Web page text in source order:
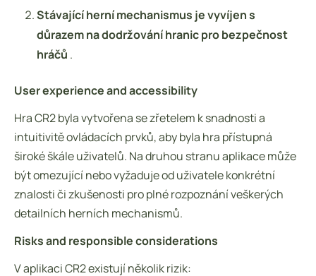
Stávající herní mechanismus je vyvíjen s
důrazem na dodržování hranic pro bezpečnost
hráčů .
User experience and accessibility
Hra CR2 byla vytvořena se zřetelem k snadnosti a
intuitivitě ovládacích prvků, aby byla hra přístupná
široké škále uživatelů. Na druhou stranu aplikace může
být omezující nebo vyžaduje od uživatele konkrétní
znalosti či zkušenosti pro plné rozpoznání veškerých
detailních herních mechanismů.
Risks and responsible considerations
V aplikaci CR2 existují několik rizik: